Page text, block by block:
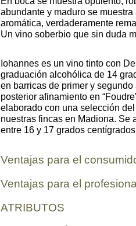
abundante y maduro se
aromática, verdaderamente
Un vino soberbio que sin duda
Iohannes es un vino tinto con
graduación alcohólica de 14
en barricas de primer y
posterior afinamiento en
elaborado con una selección
nuestras fincas en Madiona. Se
entre 16 y 17 grados
Ventajas para el
Ventajas para el
ATRIBUTOS